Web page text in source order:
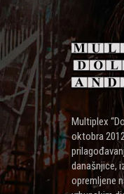
Multiplex
oktobra
današnjice,
opremljene